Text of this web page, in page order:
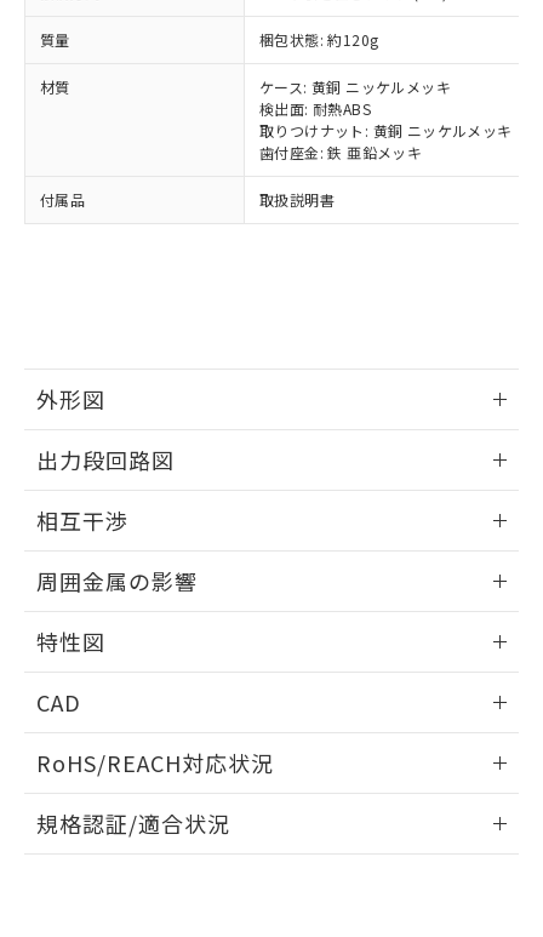
質量 梱包状態: 約120g
材質
ケース: 黄銅 ニッケルメッキ
検出面: 耐熱ABS
取りつけナット: 黄銅 ニッケルメッキ
歯付座金: 鉄 亜鉛メッキ
付属品 取扱説明書
外形図
外形図
出力段回路図
出力段回路図
相互干渉
相互干渉
A: 30mm以上、B: 20mm以上
周囲金属の影響
周囲金属の影響
特性図
検出物体の大きさと材質による影響
CAD
ドすることができます。
ログイン/会員登録
RoHS/REACH対応状況
E2V-X2C2 2MのRoHS対応状況については、営業部門もしく
規格認証/適合状況
在庫状況および標準価格結果を当社の
事前の承諾なく第三者に漏洩または開
示しないようお願いします。
マイパーツ機能（部品リスト作成サー
ビス）をご利用いただくには、I-Web
メンバーズにご登録されている必要が
あります。
の共同利用に関して"
の「1.共同利
用者の範囲」に記載されている法人を
指します。
図的な使用がないことを確認しています。
部品在庫の切り替え状況などにより、予定
月が前後することがあります。
EU RoHS指令（10物質）の非含有証明書
51物質の非含有証明書（当社基準）
※本証明書は発行日時点で非含有を証明す
るもので、過去に遡って非含有を証明する
また、RoHS指令のフタル酸エステル類４
物質の対応では、対応完了までの期間は出
荷製品に未対応品が混在することから備考
既に当社にて対応品への在庫切替を完了
していることから、特段のことがない限
り、2022年1月12日より割愛しておりま
※2 環境保護使用期限
「ｅ」：有害物質（10物質）のすべてが基
準値以下であることを示します。
「10」：通常の使用状況下において有害物
質が外部に漏えいし、環境に深刻な影響を
及ぼさない年数を意味します。
「－」：未確認です。当社販売部門へお問
武器並びにこれらの製造装置等に一切
使用いたしません。
当社は、貴社製品を第三者に販売する
場合は、上記1、2および3の内容を当
該第三者に通知します。また当社は、
販売先および販売に係わる関係者が違
法に輸出するおそれがある場合は、取
り引きをいたしません。
いては、お客様のお取引先、ま
たはお客様担当のオムロン制御
認ください)
受注生産機種、また在庫状況の
情報を公開していない機種